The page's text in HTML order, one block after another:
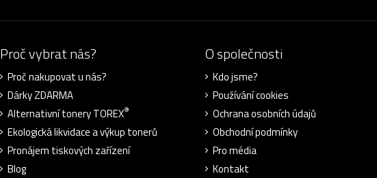
Proč vybrat nás?
Proč nakupovat u nás?
Dárky ZDARMA
Alternativní tonery TOREX®
Ekologická likvidace a výkup tonerů
Pronájem tiskových zařízení
Blog
O společnosti
Kdo jsme?
Používání cookies
Ochrana osobních údajů
Obchodní podmínky
Pro média
Kontakt